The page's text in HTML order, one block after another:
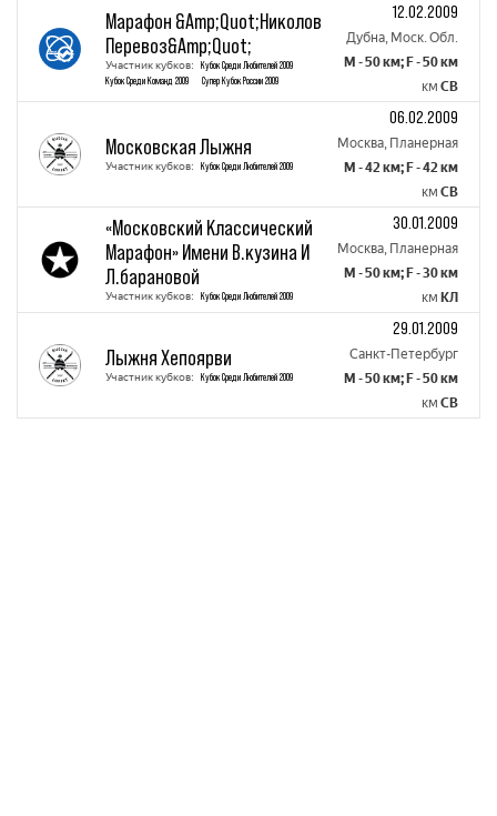
Марафон &Amp;Quot;Николов
Перевоз&Amp;Quot;
Участник кубков: Кубок Среди Любителей 2009
Кубок Среди Команд 2009
Супер Кубок России 2009
12.02.2009
Дубна, Моск. Обл.
M - 50 км; F - 50 км
км СВ
Московская Лыжня
Участник кубков: Кубок Среди Любителей 2009
06.02.2009
Москва, Планерная
M - 42 км; F - 42 км
км СВ
«Московский Классический
Марафон» Имени В.кузина И
Л.барановой
Участник кубков: Кубок Среди Любителей 2009
30.01.2009
Москва, Планерная
M - 50 км; F - 30 км
км КЛ
Лыжня Хепоярви
Участник кубков: Кубок Среди Любителей 2009
29.01.2009
Санкт-Петербург
M - 50 км; F - 50 км
км СВ